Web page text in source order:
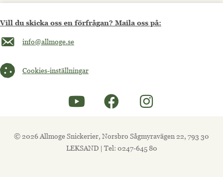
Vill du skicka oss en förfrågan? Maila oss på:
Maila oss på info@allmoge.se
info@allmoge.se
Cookies-inställningar
Cookies-inställningar
© 2026 Allmoge Snickerier, Norsbro Sågmyravägen 22, 793 30
LEKSAND | Tel: 0247-645 80